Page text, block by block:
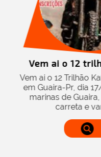
Kate...
da Lama
2024, nas
de 1